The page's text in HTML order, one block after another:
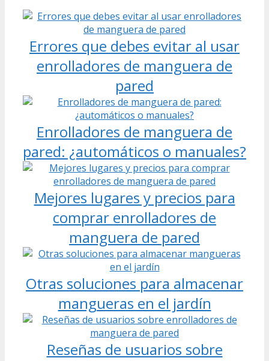
Errores que debes evitar al usar
enrolladores de manguera de
pared
Enrolladores de manguera de
pared: ¿automáticos o manuales?
Mejores lugares y precios para
comprar enrolladores de
manguera de pared
Otras soluciones para almacenar
mangueras en el jardín
Reseñas de usuarios sobre